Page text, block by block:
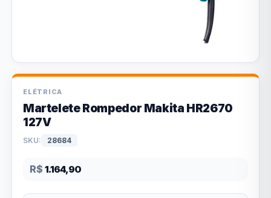
ELÉTRICA
Martelete Rompedor Makita HR2670
127V
SKU: 28684
R$ 1.164,90